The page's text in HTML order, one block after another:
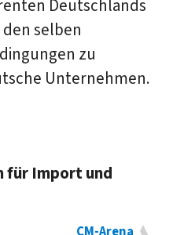
Deutschlands
selben
zu
Unternehmen.
für Import und